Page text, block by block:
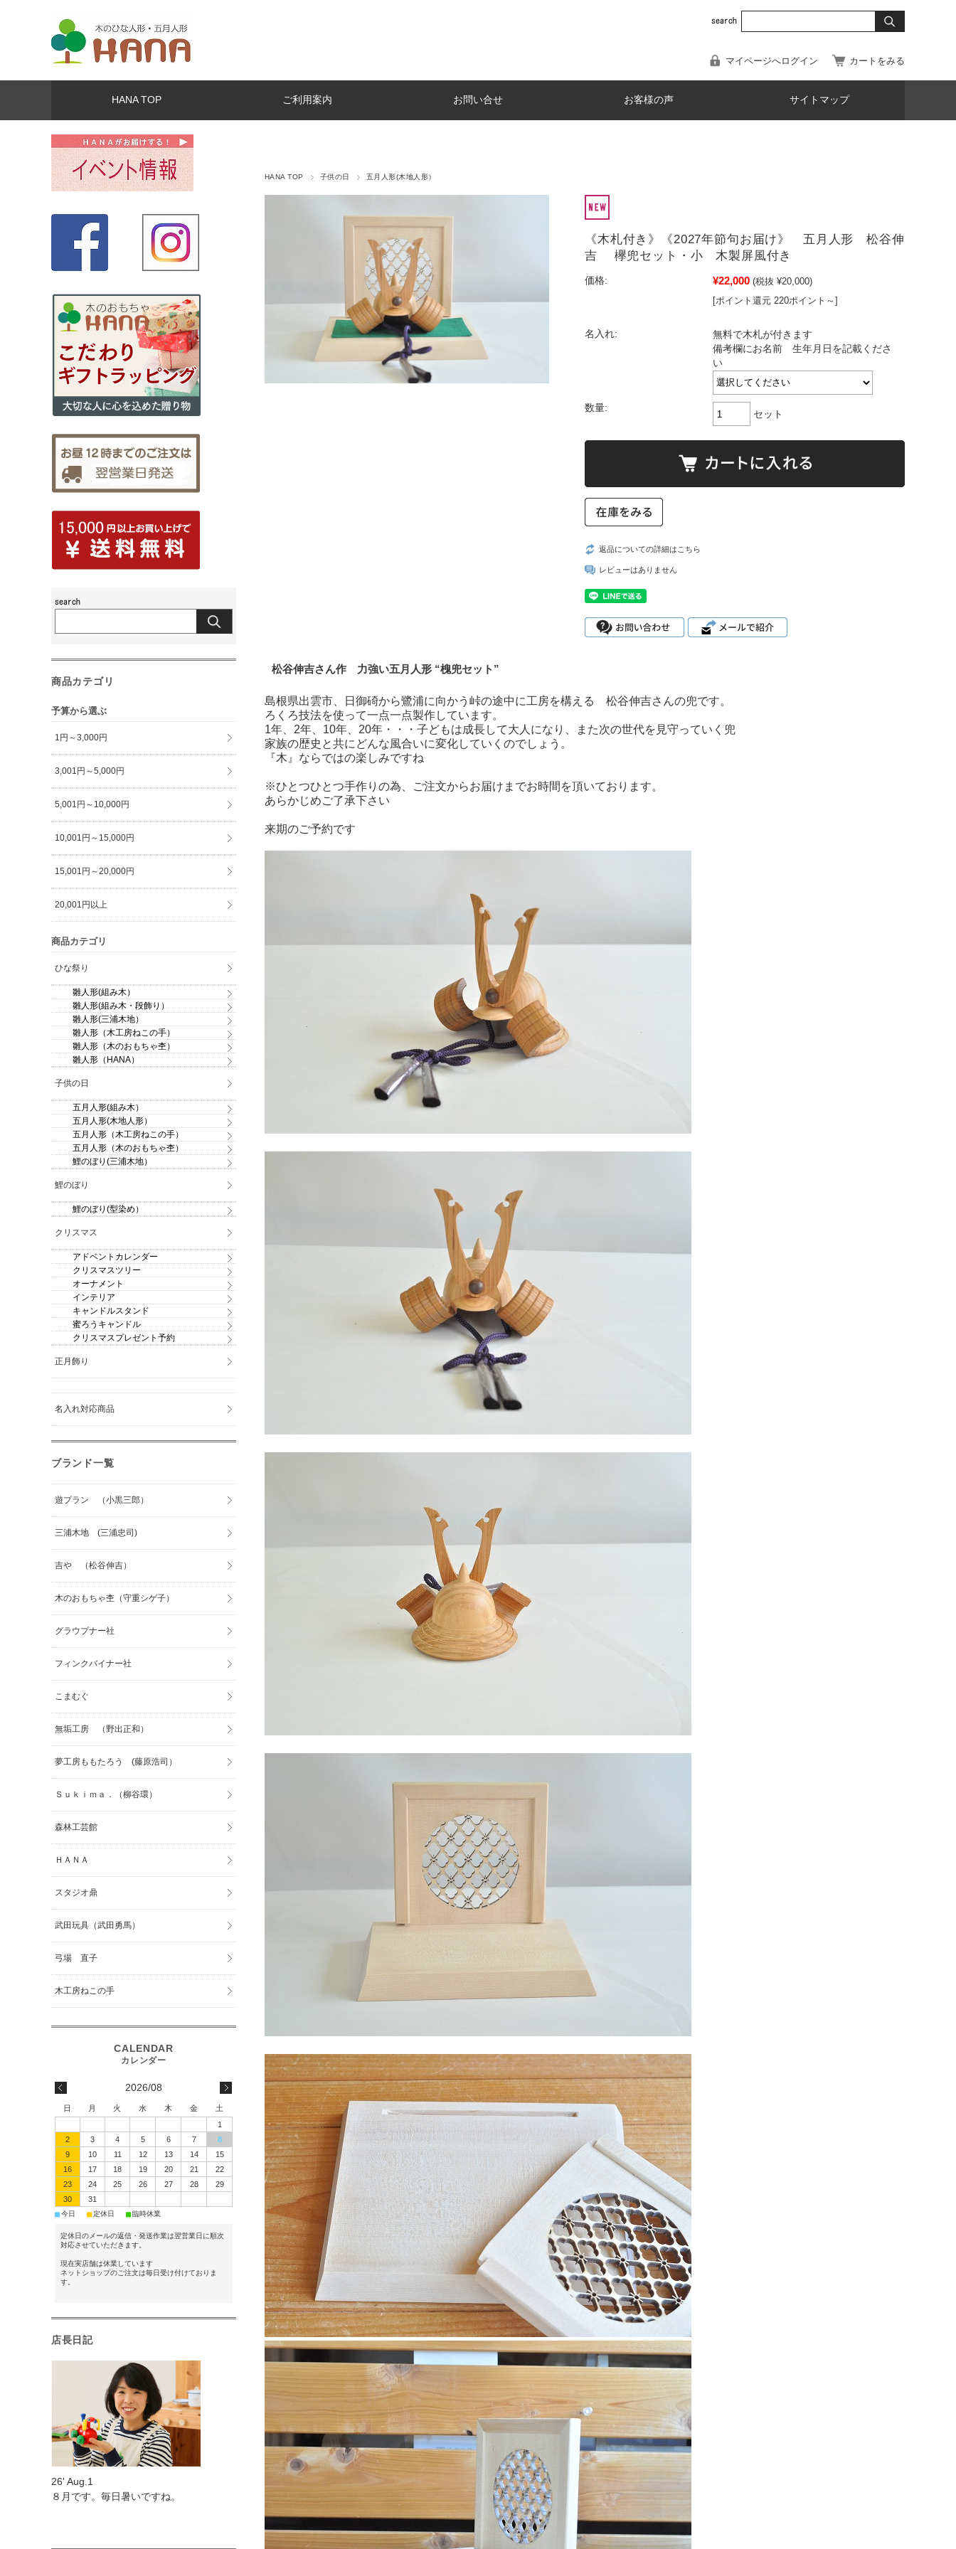
マイページへログイン カートをみる
HANA TOP ご利用案内 お問い合せ お客様の声 サイトマップ
HANA TOP 子供の日 五月人形(木地人形）
《木札付き》《2027年節句お届け》 五月人形 松谷伸
吉 欅兜セット・小 木製屏風付き
価格: ¥22,000 (税抜 ¥20,000)
[ポイント還元 220ポイント～]
名入れ:
無料で木札が付きます
備考欄にお名前 生年月日を記載くださ
い
数量:
セット
返品についての詳細はこちら
レビューはありません
松谷伸吉さん作 力強い五月人形 “槐兜セット”
島根県出雲市、日御碕から鷺浦に向かう峠の途中に工房を構える 松谷伸吉さんの兜です。
ろくろ技法を使って一点一点製作しています。
1年、2年、10年、20年・・・子どもは成長して大人になり、また次の世代を見守っていく兜
家族の歴史と共にどんな風合いに変化していくのでしょう。
『木』ならではの楽しみですね
※ひとつひとつ手作りの為、ご注文からお届けまでお時間を頂いております。
あらかじめご了承下さい
来期のご予約です
商品カテゴリ
予算から選ぶ
1円～3,000円
3,001円～5,000円
5,001円～10,000円
10,001円～15,000円
15,001円～20,000円
20,001円以上
商品カテゴリ
ひな祭り
雛人形(組み木）
雛人形(組み木・段飾り）
雛人形(三浦木地）
雛人形（木工房ねこの手）
雛人形（木のおもちゃ杢）
雛人形（HANA）
子供の日
五月人形(組み木）
五月人形(木地人形）
五月人形（木工房ねこの手）
五月人形（木のおもちゃ杢）
鯉のぼり(三浦木地）
鯉のぼり
鯉のぼり(型染め）
クリスマス
アドベントカレンダー
クリスマスツリー
オーナメント
インテリア
キャンドルスタンド
蜜ろうキャンドル
クリスマスプレゼント予約
正月飾り
名入れ対応商品
ブランド一覧
遊プラン （小黒三郎）
三浦木地 (三浦忠司)
吉や （松谷伸吉）
木のおもちゃ杢（守重シゲ子）
グラウプナー社
フィンクバイナー社
こまむぐ
無垢工房 （野出正和）
夢工房ももたろう (藤原浩司）
Ｓｕｋｉｍａ．（柳谷環）
森林工芸館
ＨＡＮＡ
スタジオ鼎
武田玩具（武田勇馬）
弓場 直子
木工房ねこの手
2026/08
日 月 火 水 木 金
土
1
2
3 4 5 6 7
8
9
10 11 12 13 14
15
16
17 18 19 20 21
22
23
24 25 26 27 28
29
30
31
■今日 ■定休日 ■臨時休業
定休日のメールの返信・発送作業は翌営業日に順次
対応させていただきます。
現在実店舗は休業しています
ネットショップのご注文は毎日受け付けておりま
す。
店長日記
26' Aug.1
８月です。毎日暑いですね。